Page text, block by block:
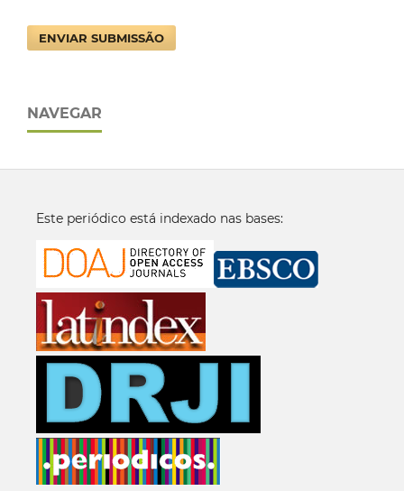
ENVIAR SUBMISSÃO
NAVEGAR
Este periódico está indexado nas bases: